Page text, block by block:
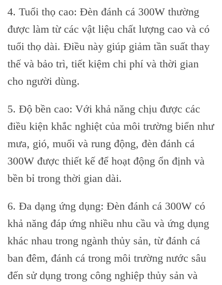
4. Tuổi thọ cao: Đèn đánh cá 300W thường
được làm từ các vật liệu chất lượng cao và có
tuổi thọ dài. Điều này giúp giảm tần suất thay
thế và bảo trì, tiết kiệm chi phí và thời gian
cho người dùng.
5. Độ bền cao: Với khả năng chịu được các
điều kiện khắc nghiệt của môi trường biển như
mưa, gió, muối và rung động, đèn đánh cá
300W được thiết kế để hoạt động ổn định và
bền bỉ trong thời gian dài.
6. Đa dạng ứng dụng: Đèn đánh cá 300W có
khả năng đáp ứng nhiều nhu cầu và ứng dụng
khác nhau trong ngành thủy sản, từ đánh cá
ban đêm, đánh cá trong môi trường nước sâu
đến sử dụng trong công nghiệp thủy sản và